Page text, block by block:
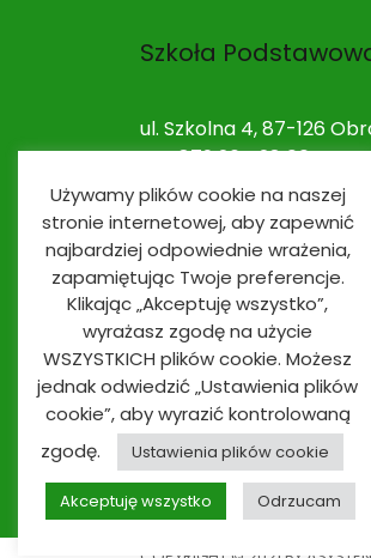
Szkoła
ul. Szkolna 4, 87-126
NIP: 879 264 28 00
Nr rachunku
53 9491 0003 0020 0010
Używamy plików cookie na naszej
stronie internetowej, aby zapewnić
najbardziej odpowiednie wrażenia,
zapamiętując Twoje preferencje.
Klikając „Akceptuję wszystko”,
wyrażasz zgodę na użycie
WSZYSTKICH plików cookie. Możesz
jednak odwiedzić „Ustawienia plików
cookie”, aby wyrazić kontrolowaną
zgodę.
Ustawienia plików cookie
Akceptuję wszystko Odrzucam